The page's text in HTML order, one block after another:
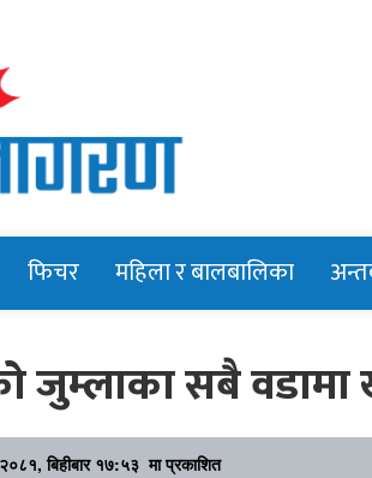
फिचर महिला र बालबालिका
जुम्लाका सबै वडामा
बिहीबार १७:५३ मा प्रकाशित